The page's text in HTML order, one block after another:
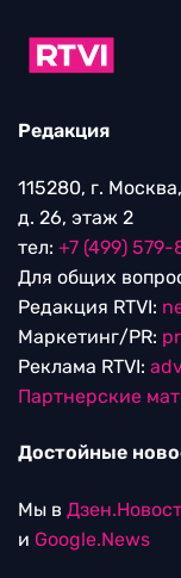
Редакция
115280, г.
д. 26, этаж 2
тел: +7 (499)
Для общих
Редакция RTVI:
Маркетинг/PR:
Реклама RTVI:
Партнерские
Достойные
Мы в
и Google.News